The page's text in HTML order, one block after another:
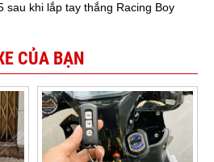
sau khi lắp tay thắng Racing Boy
CỦA BẠN